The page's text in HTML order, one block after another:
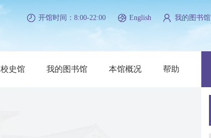
开馆时间：8:00-22:00 English 我的图书馆
校史馆 我的图书馆 本馆概况 帮助